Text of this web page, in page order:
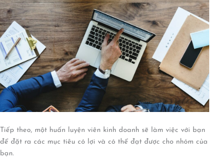
Tiếp theo, một huấn luyện viên kinh doanh sẽ làm việc với bạn
để đặt ra các mục tiêu có lợi và có thể đạt được cho nhóm của
bạn.